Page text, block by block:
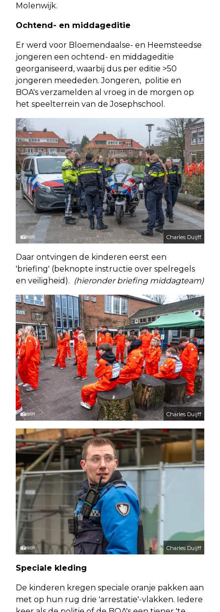
Molenwijk.
Ochtend- en middageditie
Er werd voor Bloemendaalse- en Heemsteedse
jongeren een ochtend- en middageditie
georganiseerd, waarbij dus per editie >50
jongeren meededen. Jongeren, politie en
BOA's verzamelden al vroeg in de morgen op
het speelterrein van de Josephschool.
Charles Duijff
Daar ontvingen de kinderen eerst een
'briefing' (beknopte instructie over spelregels
en veiligheid). (hieronder briefing middagteam)
Charles Duijff
Charles Duijff
Speciale kleding
De kinderen kregen speciale oranje pakken aan
met op hun rug drie 'arrestatie'-vlakken. Iedere